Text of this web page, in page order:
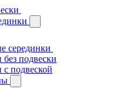
серединки
подвески
подвеской